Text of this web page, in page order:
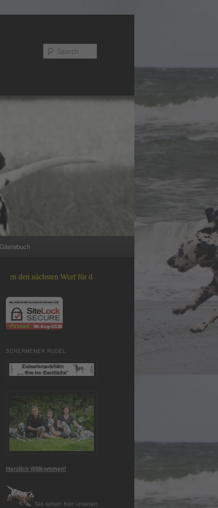
Gästebuch
Wurf für das Jahr 2026 +++
SCHERMENER RUDEL
Herzlich Willkommen!
Sie sehen hier unseren